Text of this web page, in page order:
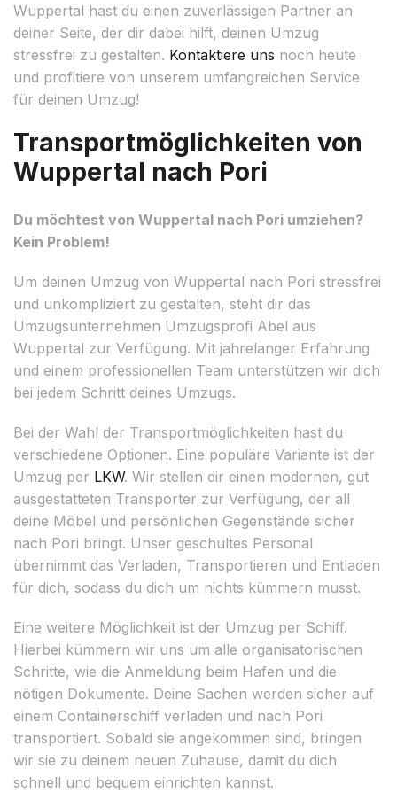
Wuppertal hast du einen zuverlässigen Partner an
deiner Seite, der dir dabei hilft, deinen Umzug
stressfrei zu gestalten. Kontaktiere uns noch heute
und profitiere von unserem umfangreichen Service
für deinen Umzug!
Transportmöglichkeiten von
Wuppertal nach Pori
Du möchtest von Wuppertal nach Pori umziehen?
Kein Problem!
Um deinen Umzug von Wuppertal nach Pori stressfrei
und unkompliziert zu gestalten, steht dir das
Umzugsunternehmen Umzugsprofi Abel aus
Wuppertal zur Verfügung. Mit jahrelanger Erfahrung
und einem professionellen Team unterstützen wir dich
bei jedem Schritt deines Umzugs.
Bei der Wahl der Transportmöglichkeiten hast du
verschiedene Optionen. Eine populäre Variante ist der
Umzug per LKW. Wir stellen dir einen modernen, gut
ausgestatteten Transporter zur Verfügung, der all
deine Möbel und persönlichen Gegenstände sicher
nach Pori bringt. Unser geschultes Personal
übernimmt das Verladen, Transportieren und Entladen
für dich, sodass du dich um nichts kümmern musst.
Eine weitere Möglichkeit ist der Umzug per Schiff.
Hierbei kümmern wir uns um alle organisatorischen
Schritte, wie die Anmeldung beim Hafen und die
nötigen Dokumente. Deine Sachen werden sicher auf
einem Containerschiff verladen und nach Pori
transportiert. Sobald sie angekommen sind, bringen
wir sie zu deinem neuen Zuhause, damit du dich
schnell und bequem einrichten kannst.